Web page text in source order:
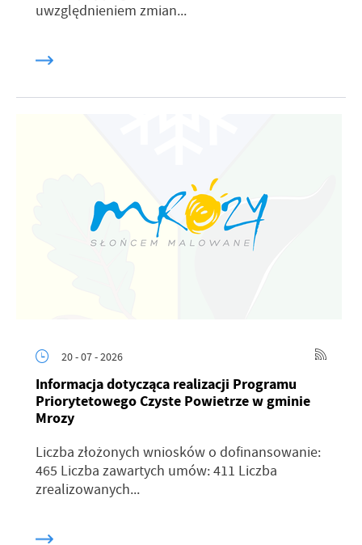
uwzględnieniem zmian...
20 - 07 - 2026
Informacja dotycząca realizacji Programu
Priorytetowego Czyste Powietrze w gminie
Mrozy
Liczba złożonych wniosków o dofinansowanie:
465 Liczba zawartych umów: 411 Liczba
zrealizowanych...
promocyjne mogą pojawić się na stronach podmiotów trzecich lub
treści w postaci wiadomości, ofert, komunikatów mediów